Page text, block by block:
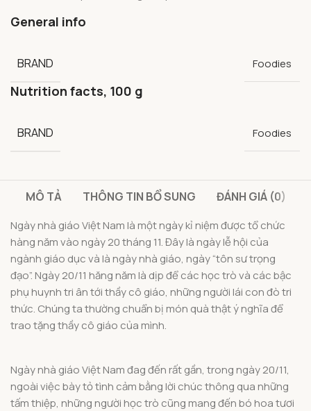
General info
BRAND Foodies
Nutrition facts, 100 g
BRAND Foodies
MÔ TẢ THÔNG TIN BỔ SUNG ĐÁNH GIÁ (0)
Ngày nhà giáo Việt Nam là một ngày kỉ niệm được tổ chức
hàng năm vào ngày 20 tháng 11. Đây là ngày lễ hội của
ngành giáo dục và là ngày nhà giáo, ngày “tôn sư trọng
đạo”. Ngày 20/11 hăng năm là dịp để các học trò và các bậc
phụ huynh tri ân tới thầy cô giáo, những người lái con đò tri
thức. Chúng ta thường chuẩn bị món quà thật ý nghĩa để
trao tặng thầy cô giáo của mình.
Ngày nhà giáo Việt Nam đag đến rất gần, trong ngày 20/11,
ngoài việc bày tỏ tình cảm bằng lời chúc thông qua những
tấm thiệp, những người học trò cũng mang đến bó hoa tươi